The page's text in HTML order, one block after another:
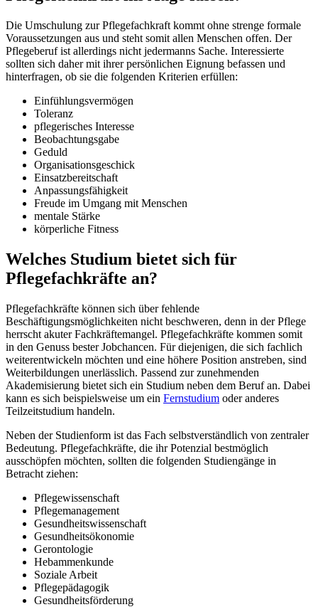
Die Umschulung zur Pflegefachkraft kommt ohne strenge formale
Voraussetzungen aus und steht somit allen Menschen offen. Der
Pflegeberuf ist allerdings nicht jedermanns Sache. Interessierte
sollten sich daher mit ihrer persönlichen Eignung befassen und
hinterfragen, ob sie die folgenden Kriterien erfüllen:
Einfühlungsvermögen
Toleranz
pflegerisches Interesse
Beobachtungsgabe
Geduld
Organisationsgeschick
Einsatzbereitschaft
Anpassungsfähigkeit
Freude im Umgang mit Menschen
mentale Stärke
körperliche Fitness
Welches Studium bietet sich für
Pflegefachkräfte an?
Pflegefachkräfte können sich über fehlende
Beschäftigungsmöglichkeiten nicht beschweren, denn in der Pflege
herrscht akuter Fachkräftemangel. Pflegefachkräfte kommen somit
in den Genuss bester Jobchancen. Für diejenigen, die sich fachlich
weiterentwickeln möchten und eine höhere Position anstreben, sind
Weiterbildungen unerlässlich. Passend zur zunehmenden
Akademisierung bietet sich ein Studium neben dem Beruf an. Dabei
kann es sich beispielsweise um ein Fernstudium oder anderes
Teilzeitstudium handeln.
Neben der Studienform ist das Fach selbstverständlich von zentraler
Bedeutung. Pflegefachkräfte, die ihr Potenzial bestmöglich
ausschöpfen möchten, sollten die folgenden Studiengänge in
Betracht ziehen:
Pflegewissenschaft
Pflegemanagement
Gesundheitswissenschaft
Gesundheitsökonomie
Gerontologie
Hebammenkunde
Soziale Arbeit
Pflegepädagogik
Gesundheitsförderung